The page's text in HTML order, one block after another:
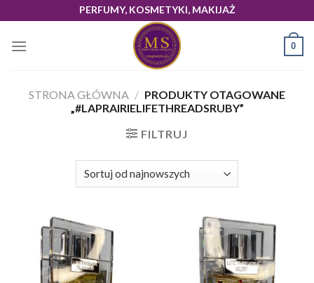
to
content
PERFUMY, KOSMETYKI, MAKIJAŻ
0
STRONA GŁÓWNA / PRODUKTY OTAGOWANE
„#LAPRAIRIELIFETHREADSRUBY”
FILTRUJ